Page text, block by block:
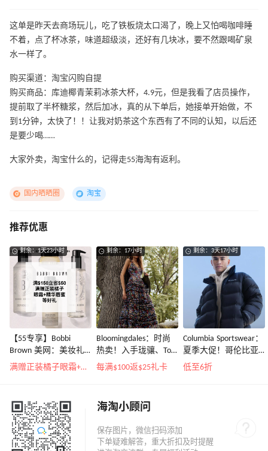
这单是昨天去商场玩儿，吃了铁板烧太口渴了，晚上又怕喝咖啡睡
不着，点了杯冰茶，味道超级淡，还好有几块冰，要不然跟喝矿泉
水一样了。
购买渠道：淘宝闪购自提
购买商品：库迪椰青茉莉冰茶大杯，4.9元，但是我看了店员操作，
提前取了半杯糖浆，然后加冰，真的从下单后，她接单开始做，不
到1分钟，太快了！！让我对奶茶这个东西有了不同的认知，以后还
是要少喝……
大家外卖，淘宝什么的，记得走55海淘有返利。
国内晒晒圈 淘宝
推荐优惠
剩余：1天23小时
【55专享】Bobbi
Brown 美网：美妆礼
遇！满$150立省$50
满赠正装橘子眼霜+精华唇蜜等好礼
剩余：17小时
Bloomingdales：时尚
热卖！入手珑骧、Tory
Burch、拉夫劳伦等
每满$100返$25礼卡
剩余：3天17小时
Columbia Sportswear：
夏季大促！哥伦比亚
运动热卖
低至6折
海淘小顾问